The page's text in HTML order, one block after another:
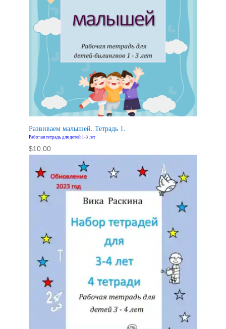
Развиваем малышей. Тетрадь 1.
Рабочая тетрадь для детей 1-3 лет
$10.00